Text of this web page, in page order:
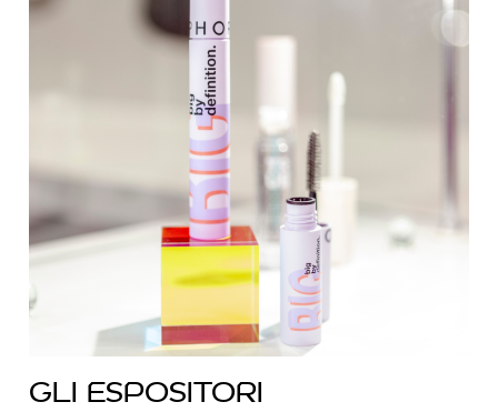
Gli espositori